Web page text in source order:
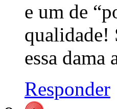
e um de
qualidade!
essa
Responder